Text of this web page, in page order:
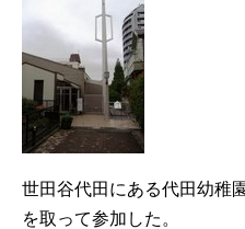
世田谷代田にある代田幼稚
を取って参加した。